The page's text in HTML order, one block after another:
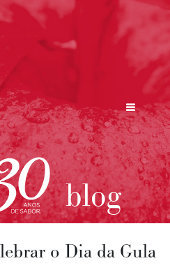
blog
o Dia da Gula